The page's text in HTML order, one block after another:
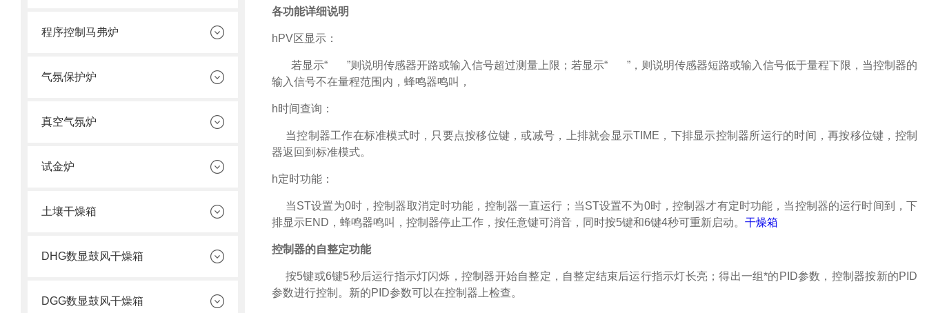
程序控制马弗炉
气氛保护炉
真空气氛炉
试金炉
土壤干燥箱
DHG数显鼓风干燥箱
DGG数显鼓风干燥箱
各功能详细说明
hPV区显示：
若显示“ ”则说明传感器开路或输入信号超过测量上限；若显示“
”，则说明传感器短路或输入信号低于量程下限，当控制器的
输入信号不在量程范围内，蜂鸣器鸣叫，
h时间查询：
当控制器工作在标准模式时，只要点按移位键，或减号，上排就会显示TIME ，下排显示控制器所运行的时间，再按移位键，控制
器返回到标准模式。
h定时功能：
当ST设置为0时，控制器取消定时功能，控制器一直运行；当ST设置不为0时，控制器才有定时功能，当控制器的运行时间到，下
排显示END ，蜂鸣器鸣叫，控制器停止工作，按任意键可消音，同时按5键和6键4秒可重新启动。 干燥箱
控制器的自整定功能
按5键或6键5秒后运行指示灯闪烁，控制器开始自整定，自整定结束后运行指示灯长亮；得出一组*的 PID参数，控制器按新的PID
参数进行控制。新的PID参数可以在控制器上检查。